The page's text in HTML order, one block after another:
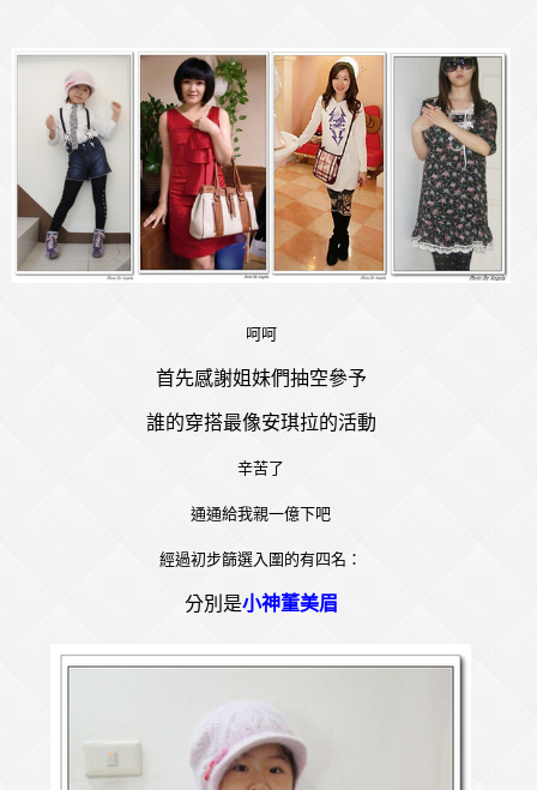
呵呵
首先感謝姐妹們抽空參予
誰的穿搭最像安琪拉的活動
辛苦了
通通給我親一億下吧
經過初步篩選入圍的有四名：
分別是小神董美眉